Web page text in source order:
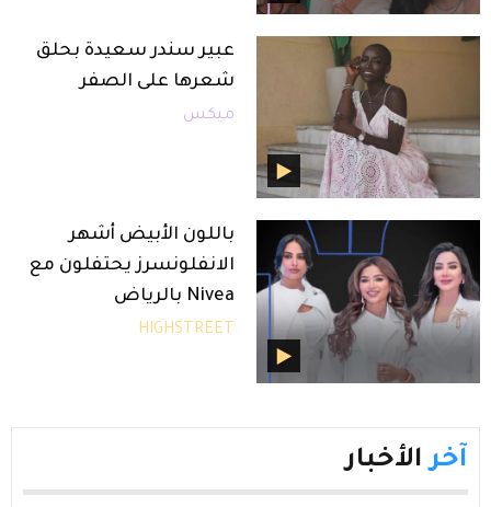
عبير سندر سعيدة بحلق
شعرها على الصفر
ميكس
باللون الأبيض أشهر
الانفلونسرز يحتفلون مع
Nivea بالرياض
HIGHSTREET
آخر الأخبار